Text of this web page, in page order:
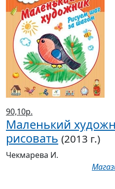
90,10р.
Маленький
рисовать (2013 г.)
Чекмарева И.